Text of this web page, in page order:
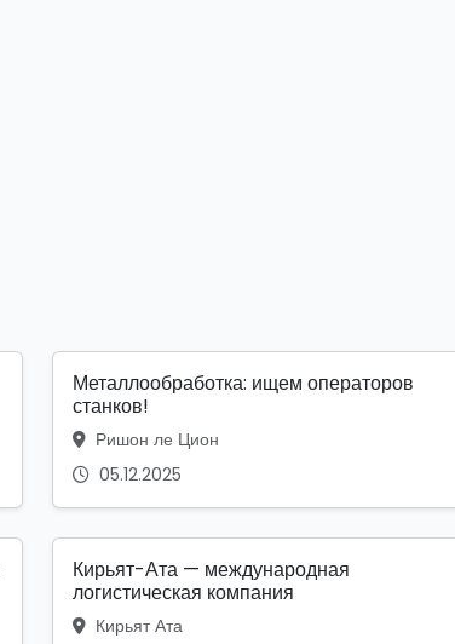
Металлообработка: ищем операторов
станков!
Ришон ле Цион
05.12.2025
Кирьят-Ата — международная
логистическая компания
Кирьят Ата